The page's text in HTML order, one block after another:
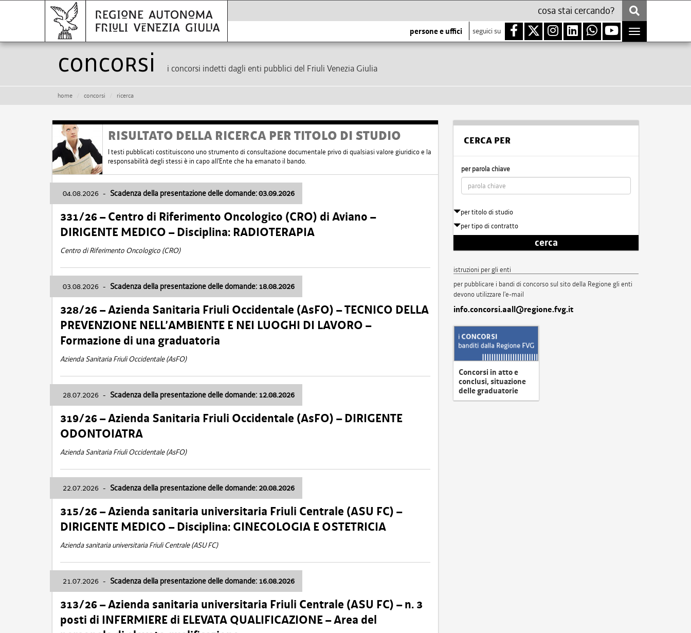
persone e uffici seguici su
Toggle
navigation
Concorsi i concorsi indetti dagli enti pubblici del Friuli Venezia Giulia
home concorsi ricerca
RISULTATO DELLA RICERCA PER TITOLO DI STUDIO
I testi pubblicati costituiscono uno strumento di consultazione documentale privo di qualsiasi valore giuridico e la
responsabilità degli stessi è in capo all'Ente che ha emanato il bando.
04.08.2026 - Scadenza della presentazione delle domande: 03.09.2026
331/26 – Centro di Riferimento Oncologico (CRO) di Aviano –
DIRIGENTE MEDICO – Disciplina: RADIOTERAPIA
Centro di Riferimento Oncologico (CRO)
03.08.2026 - Scadenza della presentazione delle domande: 18.08.2026
328/26 – Azienda Sanitaria Friuli Occidentale (AsFO) – TECNICO DELLA
PREVENZIONE NELL’AMBIENTE E NEI LUOGHI DI LAVORO –
Formazione di una graduatoria
Azienda Sanitaria Friuli Occidentale (AsFO)
28.07.2026 - Scadenza della presentazione delle domande: 12.08.2026
319/26 – Azienda Sanitaria Friuli Occidentale (AsFO) – DIRIGENTE
ODONTOIATRA
Azienda Sanitaria Friuli Occidentale (AsFO)
22.07.2026 - Scadenza della presentazione delle domande: 20.08.2026
315/26 – Azienda sanitaria universitaria Friuli Centrale (ASU FC) –
DIRIGENTE MEDICO – Disciplina: GINECOLOGIA E OSTETRICIA
Azienda sanitaria universitaria Friuli Centrale (ASU FC)
21.07.2026 - Scadenza della presentazione delle domande: 16.08.2026
313/26 – Azienda sanitaria universitaria Friuli Centrale (ASU FC) – n. 3
posti di INFERMIERE di ELEVATA QUALIFICAZIONE – Area del
CERCA PER
per parola chiave
per titolo di studio
per tipo di contratto
cerca
istruzioni per gli enti
per pubblicare i bandi di concorso sul sito della Regione gli enti
devono utilizzare l'e-mail
info.concorsi.aall@regione.fvg.it
Concorsi in atto e
conclusi, situazione
delle graduatorie